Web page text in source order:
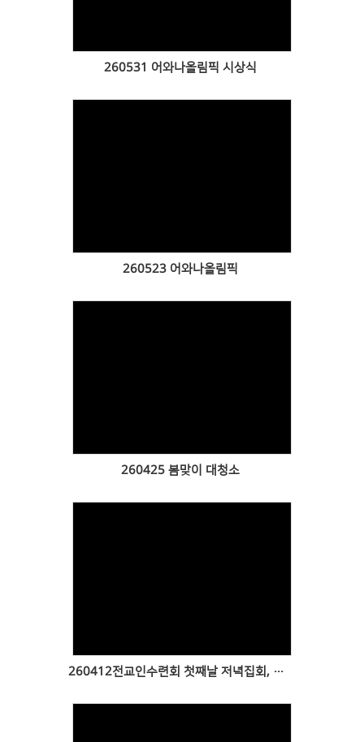
260531 어와나올림픽 시상식
260523 어와나올림픽
260425 봄맞이 대청소
260412전교인수련회 첫째날 저녁집회, 둘째날